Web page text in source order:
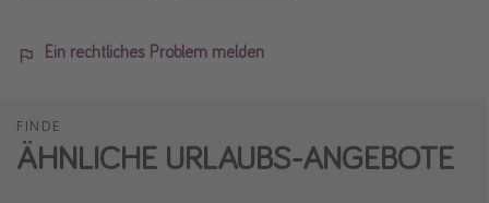
Ein rechtliches Problem melden
FINDE
ÄHNLICHE URLAUBS-ANGEBOTE